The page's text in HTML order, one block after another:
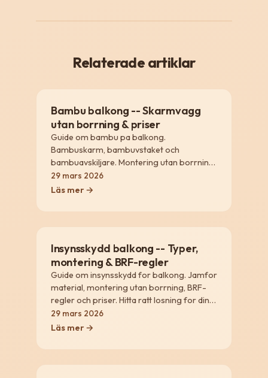
Relaterade artiklar
Bambu balkong -- Skarmvagg
utan borrning & priser
Guide om bambu pa balkong.
Bambuskarm, bambuvstaket och
bambuavskiljare. Montering utan borrning,
skotsel, priser och BRF-vanliga losningar.
29 mars 2026
Läs mer →
Insynsskydd balkong -- Typer,
montering & BRF-regler
Guide om insynsskydd for balkong. Jamfor
material, montering utan borrning, BRF-
regler och priser. Hitta ratt losning for din
balkong.
29 mars 2026
Läs mer →